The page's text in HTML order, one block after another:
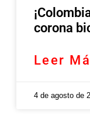
corona
Leer
4 de agosto de